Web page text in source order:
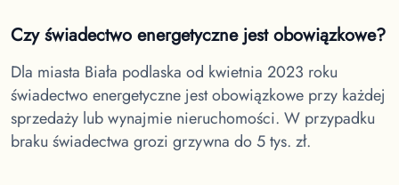
Czy świadectwo energetyczne jest obowiązkowe?
Dla miasta Biała podlaska od kwietnia 2023 roku
świadectwo energetyczne jest obowiązkowe przy każdej
sprzedaży lub wynajmie nieruchomości. W przypadku
braku świadectwa grozi grzywna do 5 tys. zł.